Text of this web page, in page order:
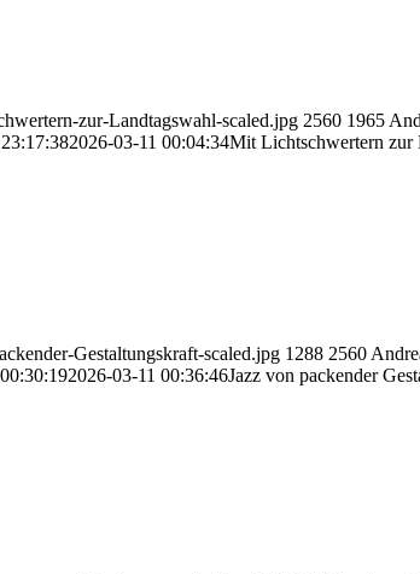
zur-Landtagswahl-scaled.jpg 2560 1965
2026-03-11 00:04:34Mit Lichtschwertern zur
Gestaltungskraft-scaled.jpg 1288 2560
2026-03-11 00:36:46Jazz von packender